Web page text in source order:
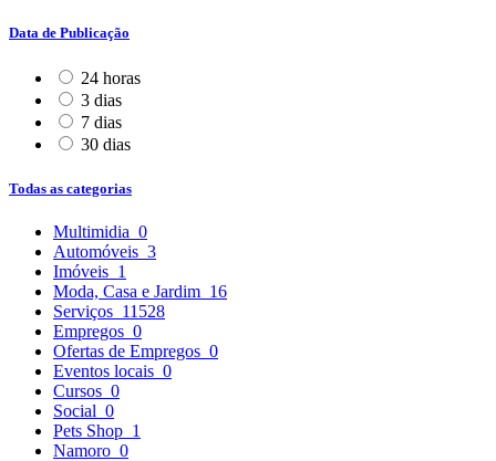
Data de Publicação
24 horas
3 dias
7 dias
30 dias
Todas as categorias
Multimidia 0
Automóveis 3
Imóveis 1
Moda, Casa e Jardim 16
Serviços 11528
Empregos 0
Ofertas de Empregos 0
Eventos locais 0
Cursos 0
Social 0
Pets Shop 1
Namoro 0